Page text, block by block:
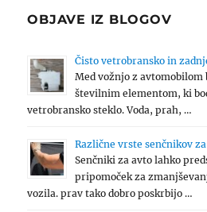
OBJAVE IZ BLOGOV
Čisto vetrobransko in
Med vožnjo z
številnim elementom, ki
vetrobransko steklo. Voda, prah, …
Različne vrste senčnikov
Senčniki za avto lahko
pripomoček za
vozila. prav tako dobro poskrbijo …